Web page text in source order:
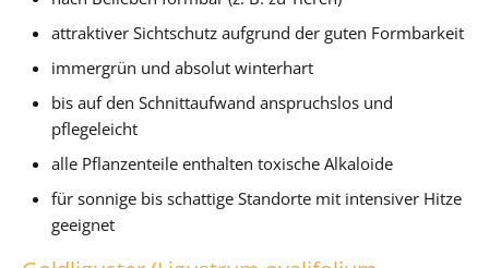
attraktiver Sichtschutz aufgrund der guten Formbarkeit
immergrün und absolut winterhart
bis auf den Schnittaufwand anspruchslos und
pflegeleicht
alle Pflanzenteile enthalten toxische Alkaloide
für sonnige bis schattige Standorte mit intensiver Hitze
geeignet